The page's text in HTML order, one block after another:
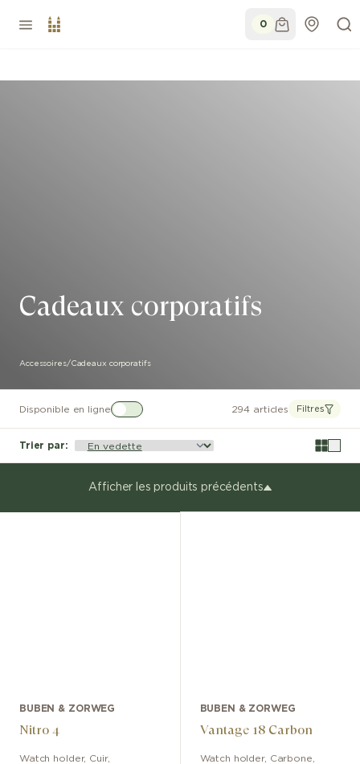
0
Cadeaux corporatifs
Accessoires/Cadeaux corporatifs
Disponible en ligne 294 articles Filtres
Trier par:
Afficher les produits précédents
BUBEN & ZORWEG
Nitro 4
Watch holder, Cuir,
BUBEN & ZORWEG
Vantage 18 Carbon
Watch holder, Carbone